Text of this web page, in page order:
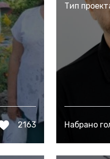
2163
Тип
Набрано